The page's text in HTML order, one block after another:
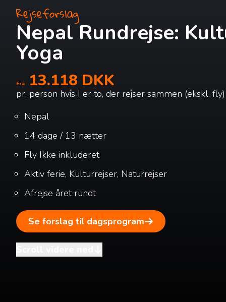
Rejseforslag
Nepal Rundrejse:
Yoga
Fra 13.118 DKK
pr. person hvis I er to, der rejser sammen (ekskl. fly)
Nepal
14 dage / 13 nætter
Fly Ikke inkluderet
Aktiv ferie, Kulturrejser, Naturrejser
Afrejse året rundt
Se forslag til dagsprogram